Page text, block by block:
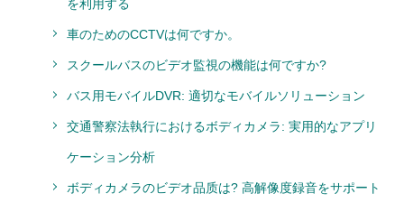
を利用する
車のためのCCTVは何ですか。
スクールバスのビデオ監視の機能は何ですか?
バス用モバイルDVR: 適切なモバイルソリューション
交通警察法執行におけるボディカメラ: 実用的なアプリ
ケーション分析
ボディカメラのビデオ品质は? 高解像度録音をサポート